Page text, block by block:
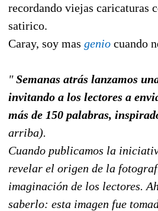
recordando viejas caricaturas
satirico.
Caray, soy mas genio cuando
"Semanas atrás lanzamos
invitando a los lectores a
más de 150 palabras,
arriba).
Cuando publicamos la
revelar el origen de la
imaginación de los lectores.
saberlo: esta imagen fue